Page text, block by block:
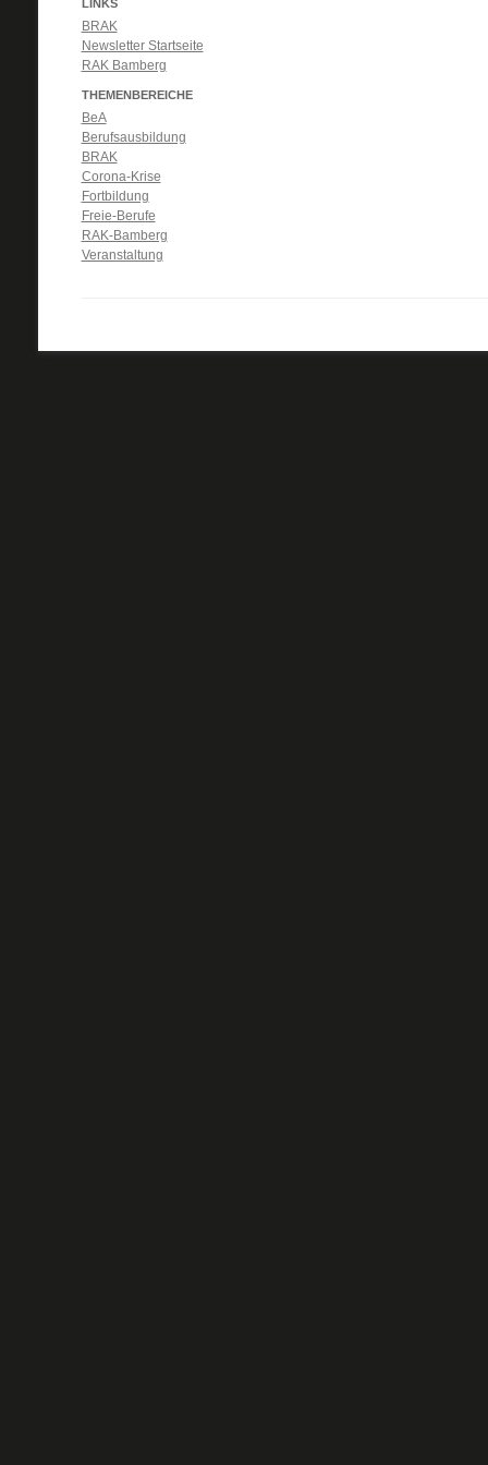
LINKS
BRAK
Newsletter Startseite
RAK Bamberg
THEMENBEREICHE
BeA
Berufsausbildung
BRAK
Corona-Krise
Fortbildung
Freie-Berufe
RAK-Bamberg
Veranstaltung